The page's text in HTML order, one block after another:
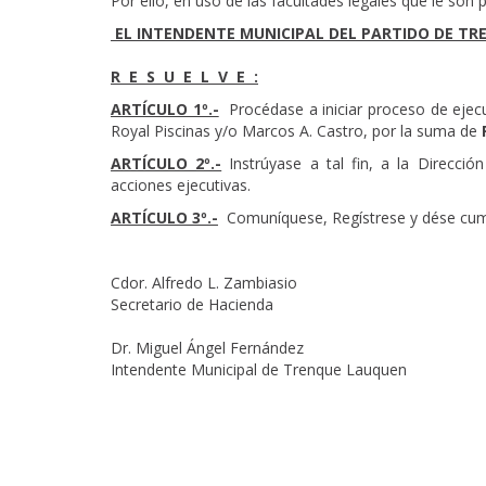
EL INTENDENTE MUNICIPAL DEL PARTIDO DE
R E S U E L V E :
ARTÍCULO 1º.- Procédase a iniciar proceso de
Royal Piscinas y/o Marcos A. Castro, por la suma de
ARTÍCULO 2º.- Instrúyase a tal fin, a la
acciones ejecutivas.
ARTÍCULO 3º.- Comuníquese, Regístrese y dése
Cdor. Alfredo L. Zambiasio
Secretario de Hacienda
Dr. Miguel Ángel Fernández
Intendente Municipal de Trenque Lauquen